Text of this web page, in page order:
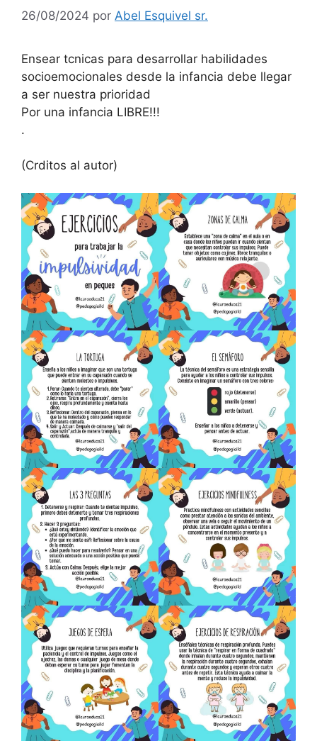
26/08/2024 por Abel Esquivel sr.
Ensear tcnicas para desarrollar habilidades
socioemocionales desde la infancia debe llegar
a ser nuestra prioridad
Por una infancia LIBRE!!!
.
(Crditos al autor)